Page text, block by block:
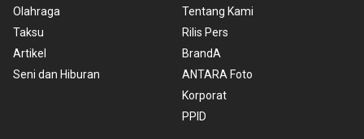
Olahraga
Taksu
Artikel
Seni dan Hiburan
Tentang Kami
Rilis Pers
BrandA
ANTARA Foto
Korporat
PPID